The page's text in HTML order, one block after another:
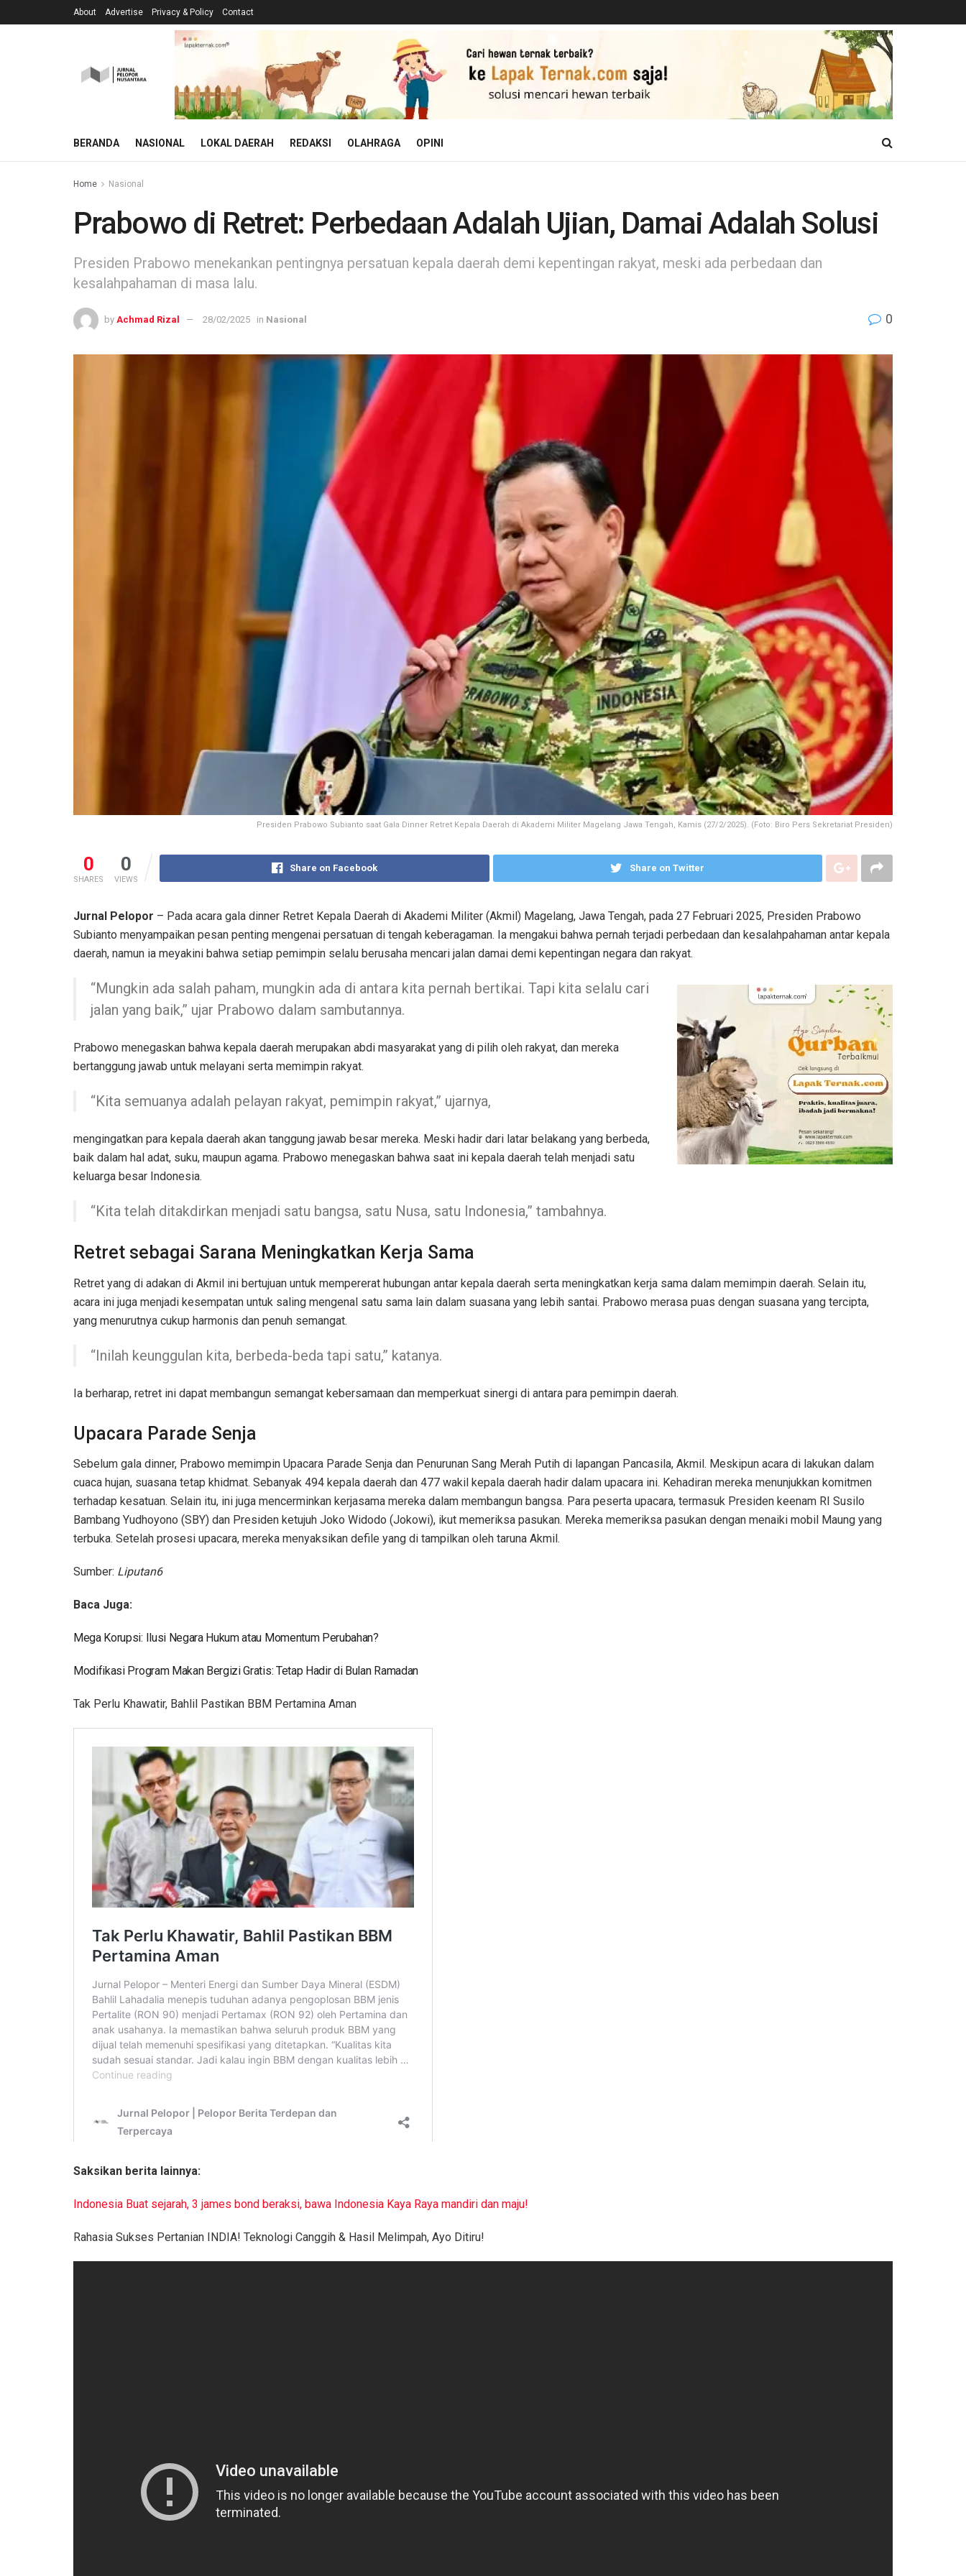
About Advertise Privacy & Policy Contact
BERANDA NASIONAL LOKAL DAERAH REDAKSI OLAHRAGA OPINI
Home Nasional
Prabowo di Retret: Perbedaan Adalah Ujian, Damai Adalah Solusi
Presiden Prabowo menekankan pentingnya persatuan kepala daerah demi kepentingan rakyat, meski ada perbedaan dan
kesalahpahaman di masa lalu.
by Achmad Rizal 28/02/2025 in Nasional 0
Presiden Prabowo Subianto saat Gala Dinner Retret Kepala Daerah di Akademi Militer Magelang Jawa Tengah, Kamis (27/2/2025). (Foto: Biro Pers Sekretariat Presiden)
0
SHARES
0
VIEWS
Share on Facebook Share on Twitter
Jurnal Pelopor – Pada acara gala dinner Retret Kepala Daerah di Akademi Militer (Akmil) Magelang, Jawa Tengah, pada 27 Februari 2025, Presiden Prabowo
Subianto menyampaikan pesan penting mengenai persatuan di tengah keberagaman. Ia mengakui bahwa pernah terjadi perbedaan dan kesalahpahaman antar kepala
daerah, namun ia meyakini bahwa setiap pemimpin selalu berusaha mencari jalan damai demi kepentingan negara dan rakyat.
“Mungkin ada salah paham, mungkin ada di antara kita pernah bertikai. Tapi kita selalu cari
jalan yang baik,” ujar Prabowo dalam sambutannya.
Prabowo menegaskan bahwa kepala daerah merupakan abdi masyarakat yang di pilih oleh rakyat, dan mereka
bertanggung jawab untuk melayani serta memimpin rakyat.
“Kita semuanya adalah pelayan rakyat, pemimpin rakyat,” ujarnya,
mengingatkan para kepala daerah akan tanggung jawab besar mereka. Meski hadir dari latar belakang yang berbeda,
baik dalam hal adat, suku, maupun agama. Prabowo menegaskan bahwa saat ini kepala daerah telah menjadi satu
keluarga besar Indonesia.
“Kita telah ditakdirkan menjadi satu bangsa, satu Nusa, satu Indonesia,” tambahnya.
Retret sebagai Sarana Meningkatkan Kerja Sama
Retret yang di adakan di Akmil ini bertujuan untuk mempererat hubungan antar kepala daerah serta meningkatkan kerja sama dalam memimpin daerah. Selain itu,
acara ini juga menjadi kesempatan untuk saling mengenal satu sama lain dalam suasana yang lebih santai. Prabowo merasa puas dengan suasana yang tercipta,
yang menurutnya cukup harmonis dan penuh semangat.
“Inilah keunggulan kita, berbeda-beda tapi satu,” katanya.
Ia berharap, retret ini dapat membangun semangat kebersamaan dan memperkuat sinergi di antara para pemimpin daerah.
Upacara Parade Senja
Sebelum gala dinner, Prabowo memimpin Upacara Parade Senja dan Penurunan Sang Merah Putih di lapangan Pancasila, Akmil. Meskipun acara di lakukan dalam
cuaca hujan, suasana tetap khidmat. Sebanyak 494 kepala daerah dan 477 wakil kepala daerah hadir dalam upacara ini. Kehadiran mereka menunjukkan komitmen
terhadap kesatuan. Selain itu, ini juga mencerminkan kerjasama mereka dalam membangun bangsa. Para peserta upacara, termasuk Presiden keenam RI Susilo
Bambang Yudhoyono (SBY) dan Presiden ketujuh Joko Widodo (Jokowi), ikut memeriksa pasukan. Mereka memeriksa pasukan dengan menaiki mobil Maung yang
terbuka. Setelah prosesi upacara, mereka menyaksikan defile yang di tampilkan oleh taruna Akmil.
Sumber: Liputan6
Baca Juga:
Mega Korupsi: Ilusi Negara Hukum atau Momentum Perubahan?
Modifikasi Program Makan Bergizi Gratis: Tetap Hadir di Bulan Ramadan
Tak Perlu Khawatir, Bahlil Pastikan BBM Pertamina Aman
Saksikan berita lainnya:
Indonesia Buat sejarah, 3 james bond beraksi, bawa Indonesia Kaya Raya mandiri dan maju!
Rahasia Sukses Pertanian INDIA! Teknologi Canggih & Hasil Melimpah, Ayo Ditiru!